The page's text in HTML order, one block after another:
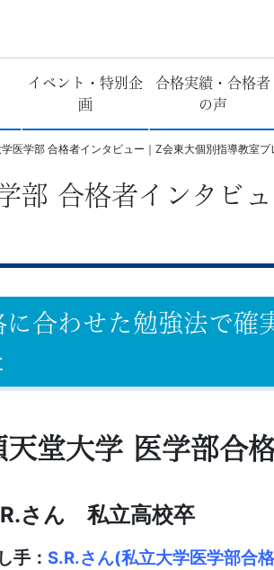
イベント・特別企
画
合格実績・合格者
の声
医学部 合格者インタビュー｜Z会東大個別指導教室プ
合格者インタビ
合わせた勉強法で確
天堂大学 医学部合
さん 私立高校卒
手： S.R.さん(私立大学医学部合